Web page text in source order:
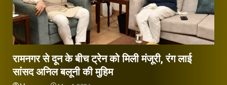
रामनगर से दून के बीच ट्रेन को मिली मंजूरी, रंग लाई
सांसद अनिल बलूनी की मुहिम